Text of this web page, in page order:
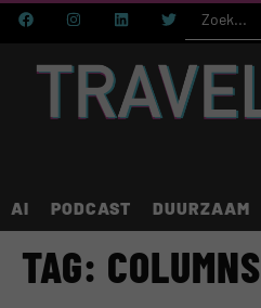
AI PODCAST DUURZAAM
TAG: COLUMNS